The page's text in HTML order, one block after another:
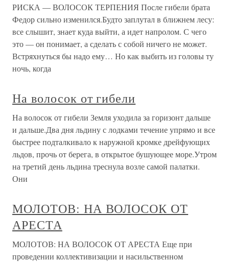
РИСКА — ВОЛОСОК ТЕРПЕНИЯ После гибели брата
Федор сильно изменился.Будто заплутал в ближнем лесу:
все слышит, знает куда выйти, а идет напролом. С чего
это — он понимает, а сделать с собой ничего не может.
Встряхнуться бы надо ему… Но как выбить из головы ту
ночь, когда
На волосок от гибели
На волосок от гибели Земля уходила за горизонт дальше
и дальше.Два дня льдину с лодками течение упрямо и все
быстрее подталкивало к наружной кромке дрейфующих
льдов, прочь от берега, в открытое бушующее море.Утром
на третий день льдина треснула возле самой палатки.
Они
МОЛОТОВ: НА ВОЛОСОК ОТ
АРЕСТА
МОЛОТОВ: НА ВОЛОСОК ОТ АРЕСТА Еще при
проведении коллективизации и насильственном